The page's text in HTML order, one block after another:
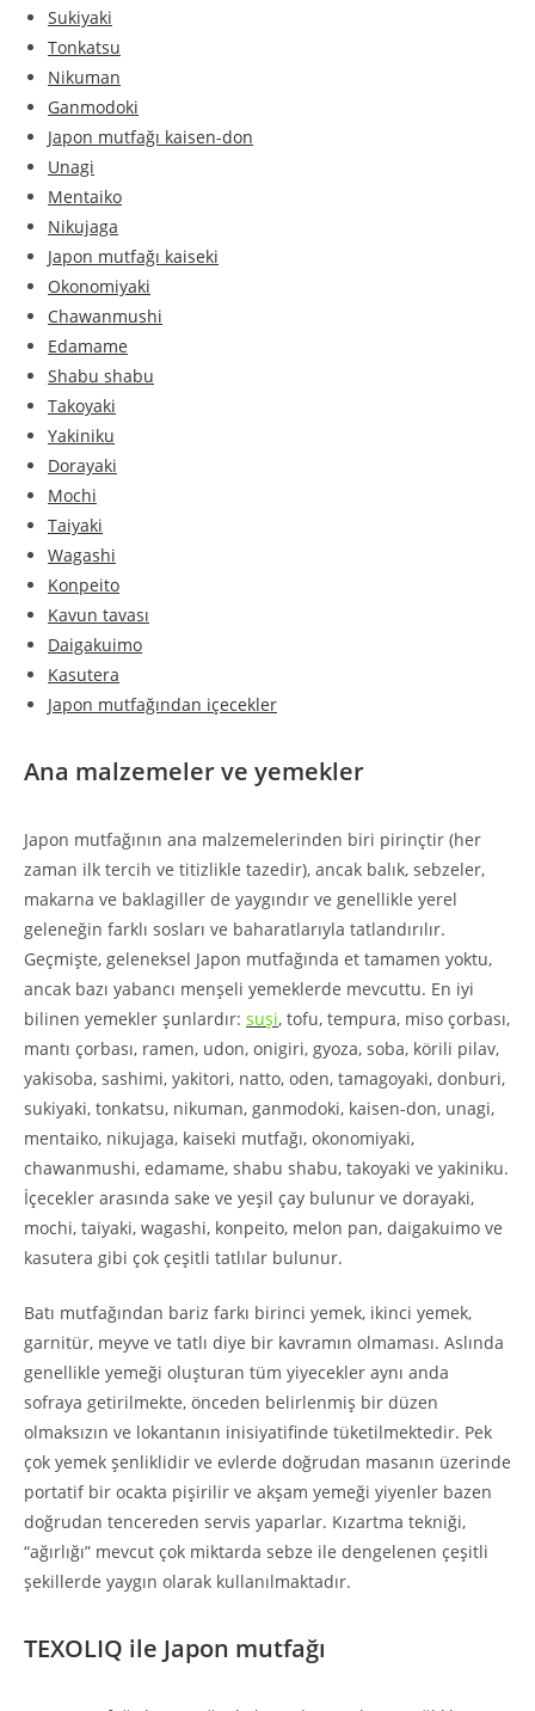
Sukiyaki
Tonkatsu
Nikuman
Ganmodoki
Japon mutfağı kaisen-don
Unagi
Mentaiko
Nikujaga
Japon mutfağı kaiseki
Okonomiyaki
Chawanmushi
Edamame
Shabu shabu
Takoyaki
Yakiniku
Dorayaki
Mochi
Taiyaki
Wagashi
Konpeito
Kavun tavası
Daigakuimo
Kasutera
Japon mutfağından içecekler
Ana malzemeler ve yemekler
Japon mutfağının ana malzemelerinden biri pirinçtir (her
zaman ilk tercih ve titizlikle tazedir), ancak balık, sebzeler,
makarna ve baklagiller de yaygındır ve genellikle yerel
geleneğin farklı sosları ve baharatlarıyla tatlandırılır.
Geçmişte, geleneksel Japon mutfağında et tamamen yoktu,
ancak bazı yabancı menşeli yemeklerde mevcuttu. En iyi
bilinen yemekler şunlardır: suşi, tofu, tempura, miso çorbası,
mantı çorbası, ramen, udon, onigiri, gyoza, soba, körili pilav,
yakisoba, sashimi, yakitori, natto, oden, tamagoyaki, donburi,
sukiyaki, tonkatsu, nikuman, ganmodoki, kaisen-don, unagi,
mentaiko, nikujaga, kaiseki mutfağı, okonomiyaki,
chawanmushi, edamame, shabu shabu, takoyaki ve yakiniku.
İçecekler arasında sake ve yeşil çay bulunur ve dorayaki,
mochi, taiyaki, wagashi, konpeito, melon pan, daigakuimo ve
kasutera gibi çok çeşitli tatlılar bulunur.
Batı mutfağından bariz farkı birinci yemek, ikinci yemek,
garnitür, meyve ve tatlı diye bir kavramın olmaması. Aslında
genellikle yemeği oluşturan tüm yiyecekler aynı anda
sofraya getirilmekte, önceden belirlenmiş bir düzen
olmaksızın ve lokantanın inisiyatifinde tüketilmektedir. Pek
çok yemek şenliklidir ve evlerde doğrudan masanın üzerinde
portatif bir ocakta pişirilir ve akşam yemeği yiyenler bazen
doğrudan tencereden servis yaparlar. Kızartma tekniği,
“ağırlığı” mevcut çok miktarda sebze ile dengelenen çeşitli
şekillerde yaygın olarak kullanılmaktadır.
TEXOLIQ ile Japon mutfağı